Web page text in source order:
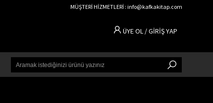
MÜŞTERİ HİZMETLERİ : info@kafkakitap.com
ÜYE OL / GİRİŞ YAP